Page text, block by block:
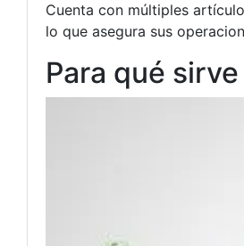
Cuenta con múltiples
lo que asegura sus
Para qué